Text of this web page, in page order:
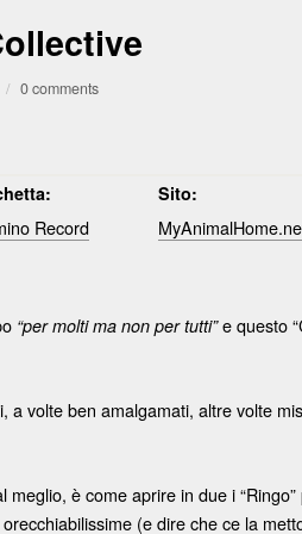
/ 0 comments
Sito:
Record
“per molti ma non per tutti”e questo
volte ben amalgamati, altre volte
è come aprire in due i
(e dire che ce la